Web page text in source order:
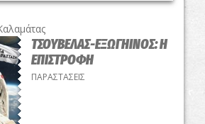
ΤΣΟΥΒΕΛΑΣ-ΕΞΩΓΗΙΝΟΣ: Η
ΕΠΙΣΤΡΟΦΗ
ΠΑΡΑΣΤΑΣΕΙΣ